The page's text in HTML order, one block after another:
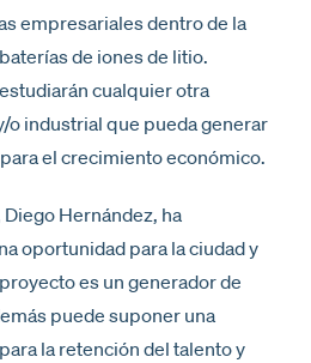
empresariales dentro de la
de iones de litio.
cualquier otra
o industrial que pueda generar
el crecimiento económico.
Hernández, ha
oportunidad para la ciudad y
es un generador de
puede suponer una
la retención del talento y